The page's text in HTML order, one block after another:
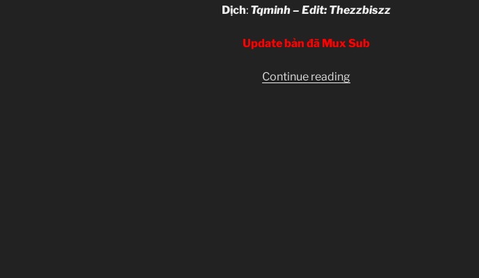
Dịch:Tqminh – Edit: Thezzbiszz
Update bản đã Mux Sub
Continue reading“[16+]